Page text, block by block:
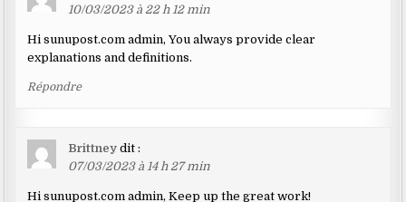
10/03/2023 à 22 h 12 min
Hi sunupost.com admin, You always provide clear
explanations and definitions.
Répondre
Brittney dit :
07/03/2023 à 14 h 27 min
Hi sunupost.com admin, Keep up the great work!